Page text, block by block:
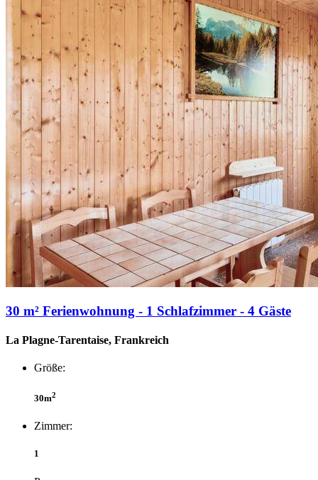
30 m² Ferienwohnung - 1 Schlafzimmer - 4 Gäste
La Plagne-Tarentaise, Frankreich
Größe:
30m2
Zimmer:
1